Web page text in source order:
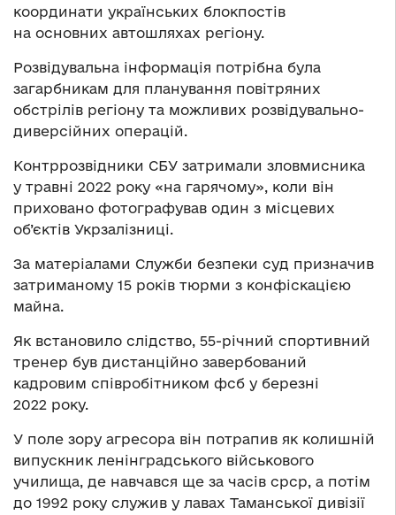
координати українських блокпостів
на основних автошляхах регіону.
Розвідувальна інформація потрібна була
загарбникам для планування повітряних
обстрілів регіону та можливих розвідувально-
диверсійних операцій.
Контррозвідники СБУ затримали зловмисника
у травні 2022 року «на гарячому», коли він
приховано фотографував один з місцевих
об’єктів Укрзалізниці.
За матеріалами Служби безпеки суд призначив
затриманому 15 років тюрми з конфіскацією
майна.
Як встановило слідство, 55-річний спортивний
тренер був дистанційно завербований
кадровим співробітником фсб у березні
2022 року.
У поле зору агресора він потрапив як колишній
випускник ленінградського військового
училища, де навчався ще за часів срср, а потім
до 1992 року служив у лавах Таманської дивізії